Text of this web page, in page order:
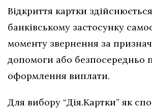
Відкриття картки
банківському застосунку
моменту звернення за
допомоги або безпосередньо
оформлення виплати.
Для вибору “Дія.Картки” як